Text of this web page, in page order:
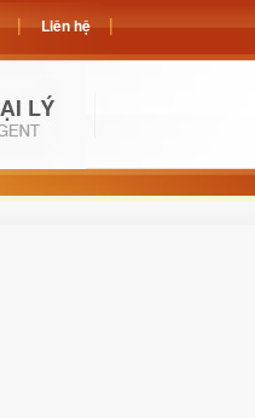
Liên hệ